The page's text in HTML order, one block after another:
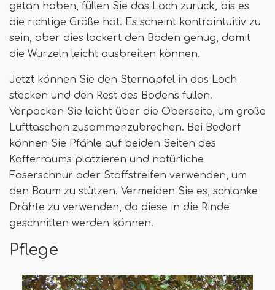
getan haben, füllen Sie das Loch zurück, bis es
die richtige Größe hat. Es scheint kontraintuitiv zu
sein, aber dies lockert den Boden genug, damit
die Wurzeln leicht ausbreiten können.
Jetzt können Sie den Sternapfel in das Loch
stecken und den Rest des Bodens füllen.
Verpacken Sie leicht über die Oberseite, um große
Lufttaschen zusammenzubrechen. Bei Bedarf
können Sie Pfähle auf beiden Seiten des
Kofferraums platzieren und natürliche
Faserschnur oder Stoffstreifen verwenden, um
den Baum zu stützen. Vermeiden Sie es, schlanke
Drähte zu verwenden, da diese in die Rinde
geschnitten werden können.
Pflege